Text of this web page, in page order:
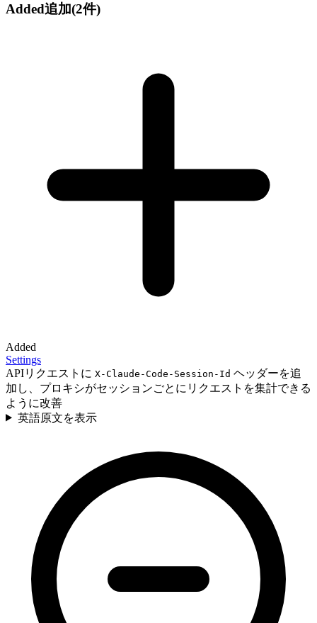
Added追加(2件)
Added
Settings
APIリクエストに X-Claude-Code-Session-Id ヘッダーを追
加し、プロキシがセッションごとにリクエストを集計できる
ように改善
英語原文を表示